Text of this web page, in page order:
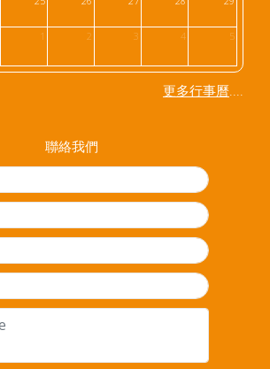
1 2 3 4 5
更多行事曆....
聯絡我們